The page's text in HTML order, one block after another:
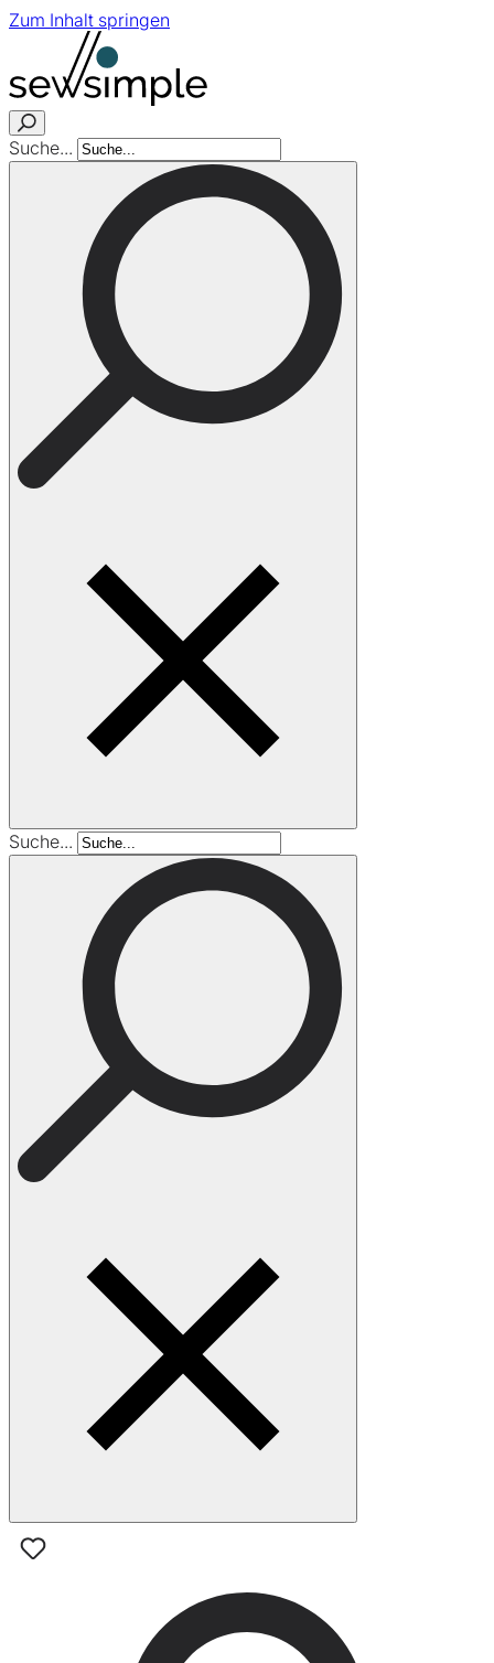
Zum Inhalt springen
Suche...
Suche...